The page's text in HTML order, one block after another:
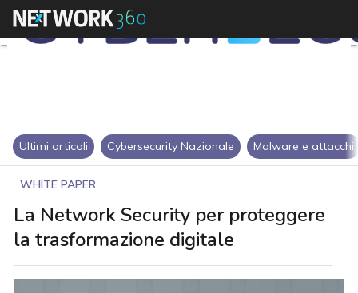
Ultimi articoli Cybersecurity Nazionale Malware e attacchi
WHITE PAPER
La Network Security per proteggere
la trasformazione digitale